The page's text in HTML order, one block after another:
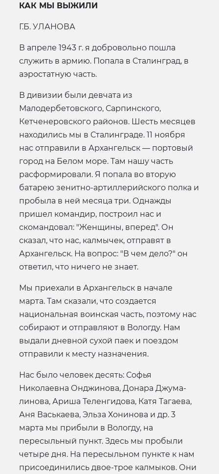
КАК МЫ ВЫЖИЛИ
Г.Б. УЛАНОВА
В апреле 1943 г. я добровольно пошла
служить в армию. Попала в Сталинград, в
аэростатную часть.
В дивизии были девчата из
Малодербетовского, Сарпинского,
Кетченеровского районов. Шесть месяцев
находились мы в Сталинграде. 11 ноября
нас отправили в Архангельск — портовый
город на Белом море. Там нашу часть
расформировали. Я попала во вторую
батарею зенитно-артиллерийского полка и
пробыла в ней месяца три. Однажды
пришел командир, построил нас и
скомандовал: "Женщины, вперед". Он
сказал, что нас, калмычек, отправят в
Архангельск. На вопрос: "В чем дело?" он
ответил, что ничего не знает.
Мы приехали в Архангельск в начале
марта. Там сказали, что создается
национальная воинская часть, поэтому нас
собирают и отправляют в Вологду. Нам
выдали дневной сухой паек и поездом
отправили к месту назначения.
Нас было человек десять: Софья
Николаевна Онджинова, Донара Джума-
линова, Ариша Теленгидова, Катя Тагаева,
Аня Васькаева, Эльза Хонинова и др. 3
марта мы прибыли в Вологду, на
пересыльный пункт. Здесь мы пробыли
четыре дня. На пересыльном пункте к нам
присоединились двое-трое калмыков. Они